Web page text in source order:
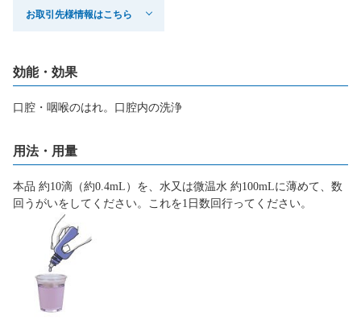
お取引先様情報はこちら
効能・効果
口腔・咽喉のはれ。口腔内の洗浄
用法・用量
本品 約10滴（約0.4mL）を、水又は微温水 約100mLに薄めて、数
回うがいをしてください。これを1日数回行ってください。